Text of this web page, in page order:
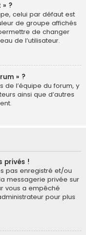
» ?
celui par défaut est
de groupe affichés
de changer
de l’utilisateur.
» ?
l’équipe du forum, y
ainsi que d’autres
privés !
pas enregistré et/ou
messagerie privée sur
vous a empêché
pour plus